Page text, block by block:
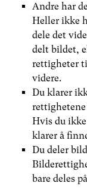
Andre har
Heller ikke
dele det
delt bildet,
rettigheter
videre.
Du klarer
Hvis du
klarer å
Du deler
bare deles